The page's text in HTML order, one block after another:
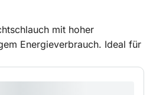
mit hoher
Energieverbrauch. Ideal für
Treppen, Treppenhäusern